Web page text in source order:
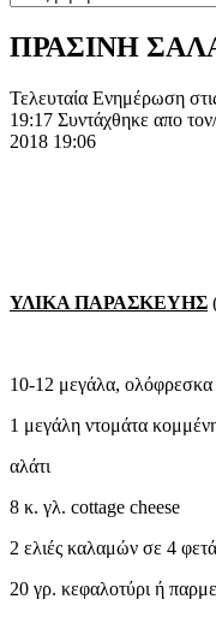
ΠΡΑΣΙΝΗ
Τελευταία Ενημέρωση
19:17 Συντάχθηκε απο
2018 19:06
ΥΛΙΚΑ ΠΑΡΑΣΚΕΥΗΣ
10-12 μεγάλα, ολόφρεσκα
1 μεγάλη ντομάτα
αλάτι
8 κ. γλ. cottage cheese
2 ελιές καλαμών σε 4
20 γρ. κεφαλοτύρι ή